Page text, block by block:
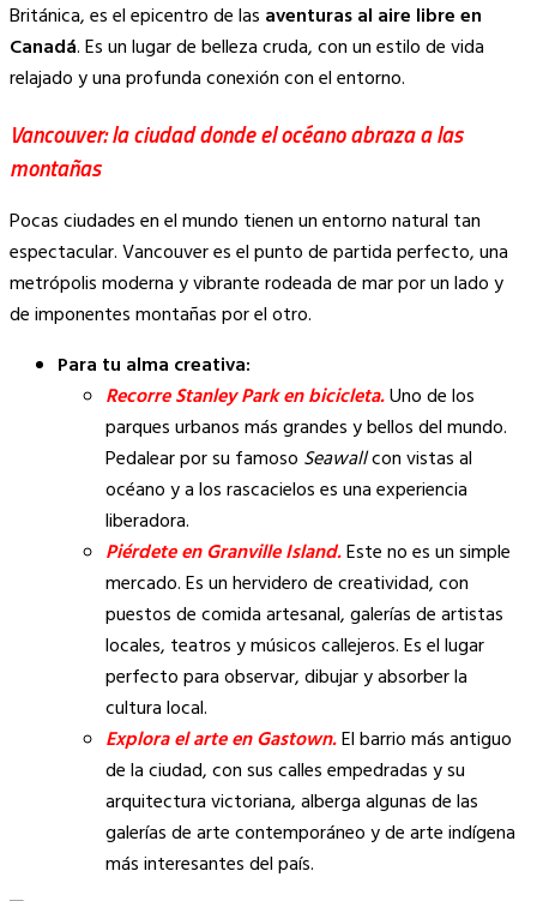
Británica, es el epicentro de las aventuras al aire libre en
Canadá. Es un lugar de belleza cruda, con un estilo de vida
relajado y una profunda conexión con el entorno.
Vancouver: la ciudad donde el océano abraza a las
montañas
Pocas ciudades en el mundo tienen un entorno natural tan
espectacular. Vancouver es el punto de partida perfecto, una
metrópolis moderna y vibrante rodeada de mar por un lado y
de imponentes montañas por el otro.
Para tu alma creativa:
Recorre Stanley Park en bicicleta.Uno de los
parques urbanos más grandes y bellos del mundo.
Pedalear por su famoso Seawallcon vistas al
océano y a los rascacielos es una experiencia
liberadora.
Piérdete en Granville Island.Este no es un simple
mercado. Es un hervidero de creatividad, con
puestos de comida artesanal, galerías de artistas
locales, teatros y músicos callejeros. Es el lugar
perfecto para observar, dibujar y absorber la
cultura local.
Explora el arte en Gastown.El barrio más antiguo
de la ciudad, con sus calles empedradas y su
arquitectura victoriana, alberga algunas de las
galerías de arte contemporáneo y de arte indígena
más interesantes del país.